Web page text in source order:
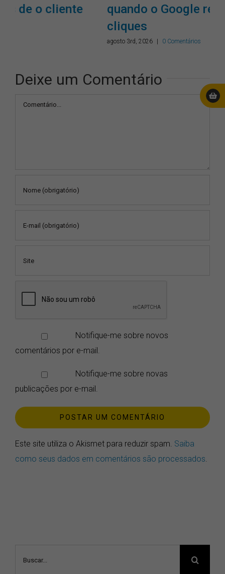
quando o Google responde sem
0 Comentários
Deixe um Comentário
Comentário
Notifique-me sobre novos
comentários por e-mail.
Notifique-me sobre novas
publicações por e-mail.
Este site utiliza o Akismet para reduzir spam. Saiba
como seus dados em comentários são processados.